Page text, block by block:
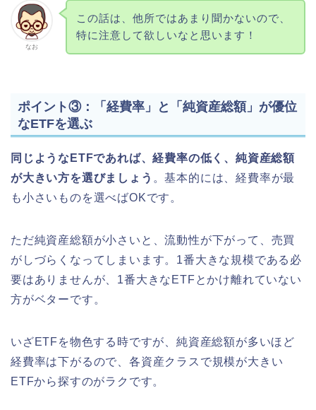
なお
この話は、他所ではあまり聞かないので、
特に注意して欲しいなと思います！
ポイント③：「経費率」と「純資産総額」が優位
なETFを選ぶ
同じようなETFであれば、経費率の低く、純資産総額
が大きい方を選びましょう 。基本的には、経費率が最
も小さいものを選べばOKです。
ただ純資産総額が小さいと、流動性が下がって、売買
がしづらくなってしまいます。1番大きな規模である必
要はありませんが、1番大きなETFとかけ離れていない
方がベターです。
いざETFを物色する時ですが、純資産総額が多いほど
経費率は下がるので、各資産クラスで規模が大きい
ETFから探すのがラクです。